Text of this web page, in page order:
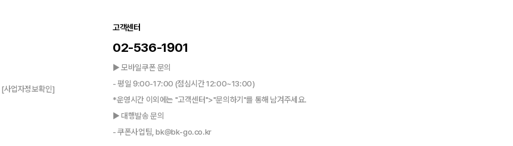
[사업자정보확인]
고객센터
02-536-1901
▶ 모바일쿠폰 문의
- 평일 9:00-17:00 (점심시간 12:00~13:00)
*운영시간 이외에는 "고객센터">"문의하기"를 통해 남겨주세요.
▶ 대행발송 문의
- 쿠폰사업팀, bk@bk-go.co.kr